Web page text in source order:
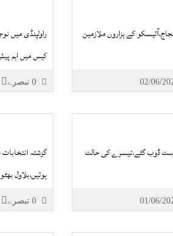
کے ہزاروں ملازمین
02/06/
راولپنڈی میں
کیس میں اہم
ڈوب گئے،تیسرے کی حالت
01/06/
ہوئیں،بلاول